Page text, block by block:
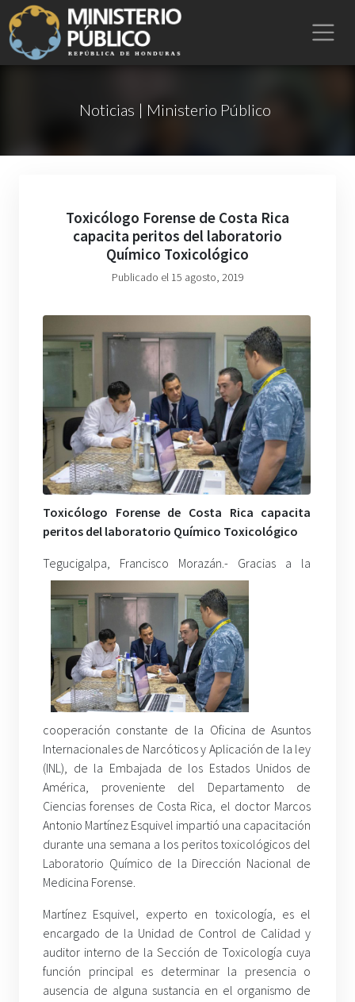
Noticias | Ministerio Público
Toxicólogo Forense de Costa Rica
capacita peritos del laboratorio
Químico Toxicológico
Publicado el 15 agosto, 2019
Toxicólogo Forense de Costa Rica capacita
peritos del laboratorio Químico Toxicológico
Tegucigalpa, Francisco Morazán.- Gracias a la
cooperación constante de la Oficina de Asuntos
Internacionales de Narcóticos y Aplicación de la ley
(INL), de la Embajada de los Estados Unidos de
América, proveniente del Departamento de
Ciencias forenses de Costa Rica, el doctor Marcos
Antonio Martínez Esquivel impartió una capacitación
durante una semana a los peritos toxicológicos del
Laboratorio Químico de la Dirección Nacional de
Medicina Forense.
Martínez Esquivel, experto en toxicología, es el
encargado de la Unidad de Control de Calidad y
auditor interno de la Sección de Toxicología cuya
función principal es determinar la presencia o
ausencia de alguna sustancia en el organismo de